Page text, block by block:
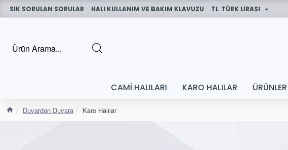
SIK SORULAN SORULAR HALI KULLANIM VE BAKIM KLAVUZU TL TÜRK LIRASI
CAMI HALILARI KARO HALILAR ÜRÜNLER
Duvardan Duvara Karo Halılar